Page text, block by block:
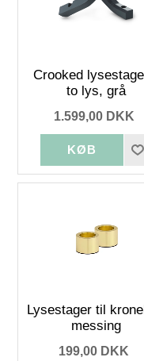
Crooked
to lys, grå
1.599,00 DKK
Lysestager til
messing
199,00 DKK